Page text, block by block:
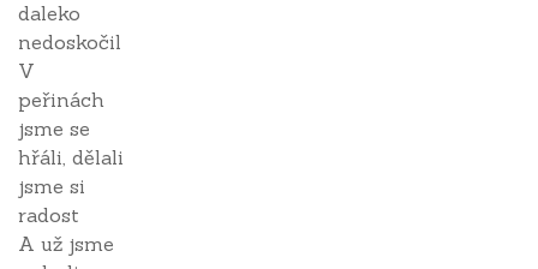
daleko
nedoskočil
V
peřinách
jsme se
hřáli, dělali
jsme si
radost
A už jsme